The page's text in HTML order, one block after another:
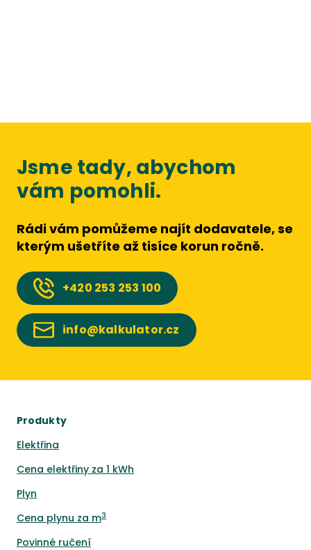
Jsme tady, abychom
vám pomohli.
Rádi vám pomůžeme najít dodavatele, se
kterým ušetříte až tisíce korun ročně.
+420 253 253 100
info@kalkulator.cz
Produkty
Elektřina
Cena elektřiny za 1 kWh
Plyn
Cena plynu za m3
Povinné ručení